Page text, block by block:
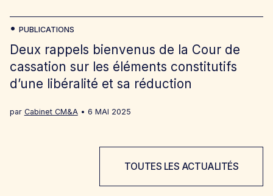
Deux rappels bienvenus de la Cour de
cassation sur les éléments constitutifs
d’une libéralité et sa réduction
par Cabinet CM&A 6 MAI 2025
PUBLICATIONS
TOUTES LES ACTUALITÉS